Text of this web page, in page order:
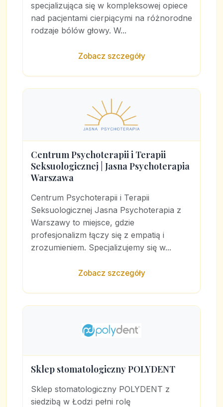
specjalizująca się w kompleksowej opiece
nad pacjentami cierpiącymi na różnorodne
rodzaje bólów głowy. W...
Zobacz szczegóły
Centrum Psychoterapii i Terapii
Seksuologicznej | Jasna Psychoterapia
Warszawa
Centrum Psychoterapii i Terapii
Seksuologicznej Jasna Psychoterapia z
Warszawy to miejsce, gdzie
profesjonalizm łączy się z empatią i
zrozumieniem. Specjalizujemy się w...
Zobacz szczegóły
Sklep stomatologiczny POLYDENT
Sklep stomatologiczny POLYDENT z
siedzibą w Łodzi pełni rolę